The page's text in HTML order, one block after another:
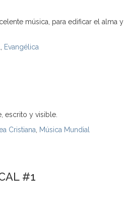
música, para edificar el alma y
Evangélica
escrito y visible.
Cristiana Música Mundial
#1